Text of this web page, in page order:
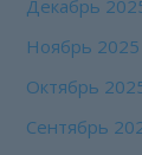
Декабрь
Ноябрь 2025
Октябрь
Сентябрь